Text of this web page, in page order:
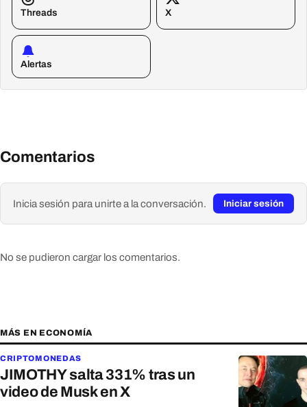
Threads X
Alertas
Comentarios
Inicia sesión para unirte a la conversación. Iniciar sesión
No se pudieron cargar los comentarios.
MÁS EN ECONOMÍA
CRIPTOMONEDAS
JIMOTHY salta 331% tras un
video de Musk en X